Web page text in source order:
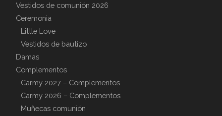
Vestidos de comunión 2026
Ceremonia
Little Love
Vestidos de bautizo
Damas
Complementos
Carmy 2027 – Complementos
Carmy 2026 – Complementos
Muñecas comunión